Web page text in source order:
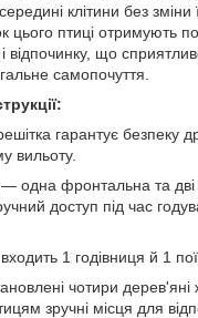
клітини без зміни
цього птиці отримують
відпочинку, що
самопочуття.
гарантує безпеку
вильоту.
одна фронтальна та
доступ під час
1 годівниця й 1
чотири дерев'яні
зручні місця для